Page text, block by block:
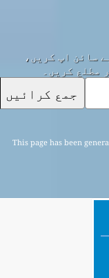
سائن اپ کریں،
مطلع کریں۔
جمع کرائیں
This page has been